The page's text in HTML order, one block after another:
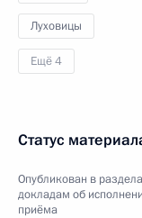
Луховицы
Ещё 4
Статус
Опубликован в
докладам об
приёма